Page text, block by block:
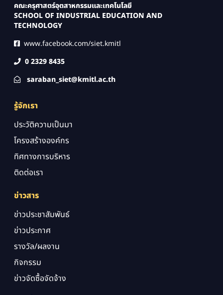
คณะครุศาสตร์อุตสาหกรรมและเทคโนโลยี
SCHOOL OF INDUSTRIAL EDUCATION AND
TECHNOLOGY
www.facebook.com/siet.kmitl
0 2329 8435
saraban_siet@kmitl.ac.th
รู้จักเรา
ประวัติความเป็นมา
โครงสร้างองค์กร
ทิศทางการบริหาร
ติดต่อเรา
ข่าวสาร
ข่าวประชาสัมพันธ์
ข่าวประกาศ
รางวัล/ผลงาน
กิจกรรม
ข่าวจัดซื้อจัดจ้าง